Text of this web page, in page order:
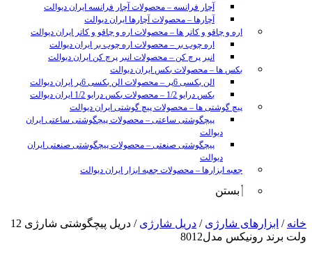
آچار فرانسه – محصولات آچار فرانسه ایران دیوالت
آچارها – محصولات آچارها ایران دیوالت
اره و چاقو و کاتر ها – محصولات اره و چاقو و کاتر ایران دیوالت
اره چوب بر – محصولات اره چوب بر ایران دیوالت
انبر پرچ کن – محصولات انبر پرچ کن ایران دیوالت
بکس ها – محصولات بکس ایران دیوالت
الن بکسی 6پر
– محصولات الن بکسی 6پر ایران دیوالت
بکس درایو 1/2
– محصولات بکس درایو 1/2 ایران دیوالت
پیچ گوشتی ها – محصولات پیچ گوشتی ایران دیوالت
پیچگوشتی ساعتی – محصولات پیچگوشتی ساعتی ایران
دیوالت
پیچگوشتی صنعتی – محصولات پیچگوشتی صنعتی ایران
دیوالت
جعبه ابزارها – محصولات جعبه ابزار ایران دیوالت
بستن
sunny
leon
خانه / ابزارهای شارژی / دریل شارژی
/ دریل پیچگوشتی شارژی 12
ولت برند رونیکس مدل8012